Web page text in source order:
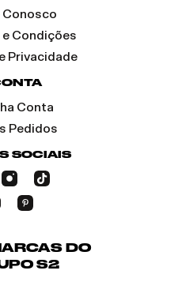
Conosco
e Condições
Privacidade
Conta
Pedidos
SOCIAIS
DO
S2